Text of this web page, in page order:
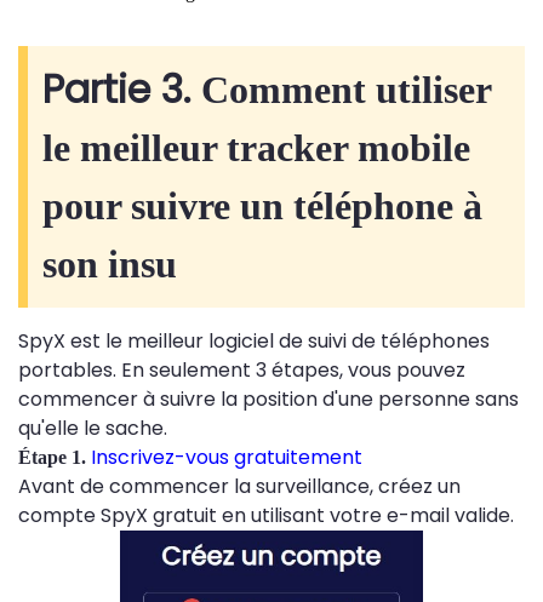
Partie 3. Comment utiliser
le meilleur tracker mobile
pour suivre un téléphone à
son insu
SpyX est le meilleur logiciel de suivi de téléphones
portables. En seulement 3 étapes, vous pouvez
commencer à suivre la position d'une personne sans
qu'elle le sache.
Étape 1. Inscrivez-vous gratuitement
Avant de commencer la surveillance, créez un
compte SpyX gratuit en utilisant votre e-mail valide.